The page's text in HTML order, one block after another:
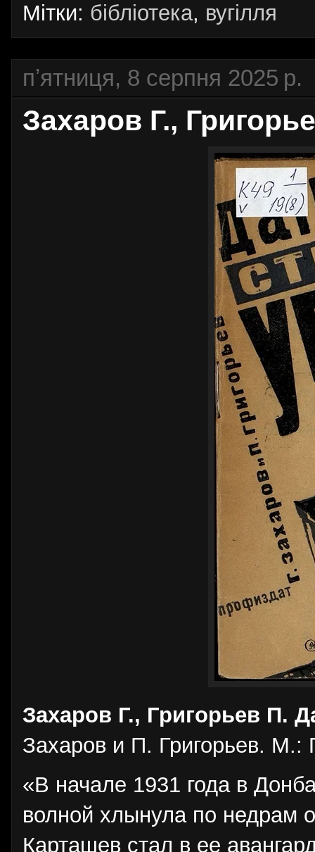
Мітки: бібліотека, вугілля
пʼятниця, 8 серпня 2025 р.
Захаров Г.,
Захаров Г., Григорьев П.
Захаров и П. Григорьев. М.:
«В начале 1931 года в
волной хлынула по недрам
Карташев стал в ее